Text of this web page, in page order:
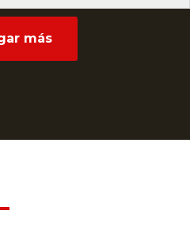
más